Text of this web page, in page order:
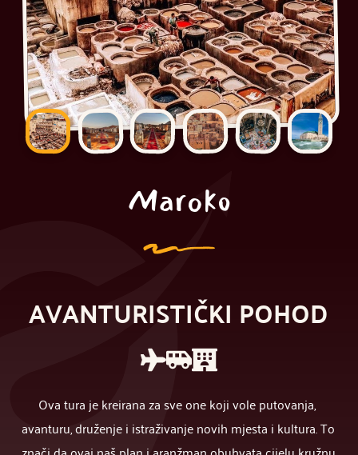
Maroko
AVANTURISTIČKI POHOD
Ova tura je kreirana za sve one koji vole putovanja,
avanturu, druženje i istraživanje novih mjesta i kultura. To